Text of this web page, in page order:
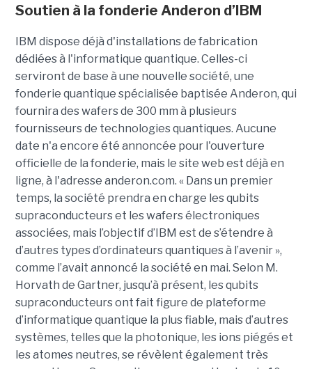
Soutien à la fonderie Anderon d’IBM
IBM dispose déjà d'installations de fabrication
dédiées à l'informatique quantique. Celles-ci
serviront de base à une nouvelle société, une
fonderie quantique spécialisée baptisée Anderon, qui
fournira des wafers de 300 mm à plusieurs
fournisseurs de technologies quantiques. Aucune
date n'a encore été annoncée pour l'ouverture
officielle de la fonderie, mais le site web est déjà en
ligne, à l'adresse anderon.com. « Dans un premier
temps, la société prendra en charge les qubits
supraconducteurs et les wafers électroniques
associées, mais l’objectif d’IBM est de s’étendre à
d’autres types d’ordinateurs quantiques à l’avenir »,
comme l’avait annoncé la société en mai. Selon M.
Horvath de Gartner, jusqu’à présent, les qubits
supraconducteurs ont fait figure de plateforme
d’informatique quantique la plus fiable, mais d’autres
systèmes, telles que la photonique, les ions piégés et
les atomes neutres, se révèlent également très